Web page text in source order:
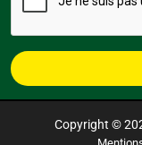
Copyright ©